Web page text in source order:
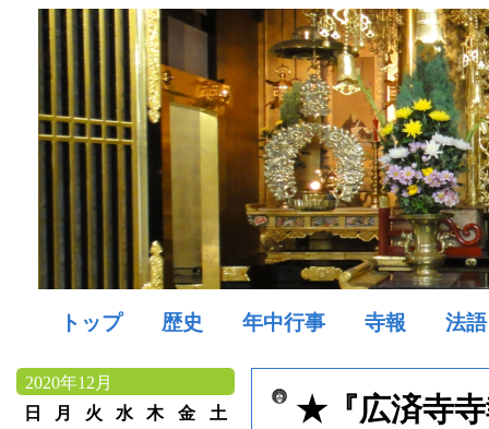
トップ 歴史 年中行事 寺報 法語
2020年12月
日
月 火 水 木 金
土
★『広済寺